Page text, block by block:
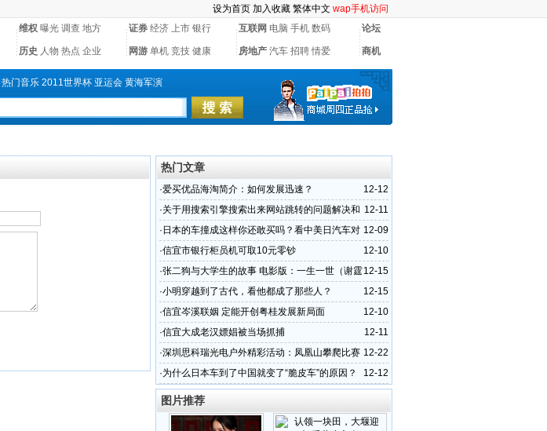
设为首页 加入收藏 繁体中文 wap手机访问
维权 曝光 调查 地方 证券 经济 上市 银行 互联网 电脑 手机 数码 论坛
历史 人物 热点 企业 网游 单机 竞技 健康 房地产 汽车 招聘 情爱 商机
热门音乐 2011世界杯 亚运会 黄海军演
热门文章
12-12
·爱买优品海淘简介：如何发展迅速？
12-11
·关于用搜索引擎搜索出来网站跳转的问题解决和
常见的挂马代码
12-09
· 日本的车撞成这样你还敢买吗？看中美日汽车对
比
12-10
·信宜市银行柜员机可取10元零钞
12-15
·张二狗与大学生的故事 电影版：一生一世（谢霆
锋演）
12-15
·小明穿越到了古代，看他都成了那些人？
12-10
·信宜岑溪联姻 定能开创粤桂发展新局面
12-11
·信宜大成老汉嫖娼被当场抓捕
12-22
·深圳思科瑞光电户外精彩活动：凤凰山攀爬比赛
12-12
·为什么日本车到了中国就变了“脆皮车”的原因？
图片推荐